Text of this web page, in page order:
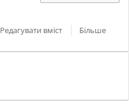
Редагувати вміст
Більше